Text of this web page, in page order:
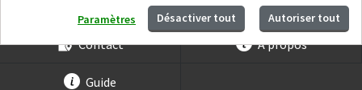
Paramètres Désactiver tout Autoriser tout
Contact À propos
Guide